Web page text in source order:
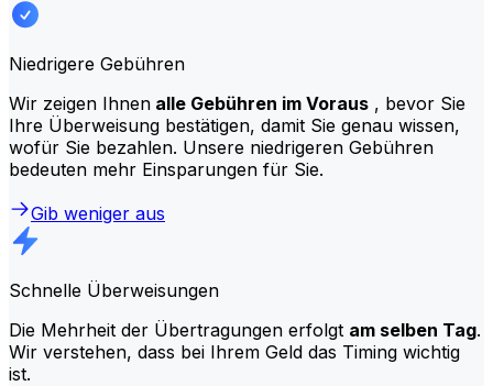
Niedrigere Gebühren
Wir zeigen Ihnen alle Gebühren im Voraus , bevor Sie
Ihre Überweisung bestätigen, damit Sie genau wissen,
wofür Sie bezahlen. Unsere niedrigeren Gebühren
bedeuten mehr Einsparungen für Sie.
Gib weniger aus
Schnelle Überweisungen
Die Mehrheit der Übertragungen erfolgt am selben Tag.
Wir verstehen, dass bei Ihrem Geld das Timing wichtig
ist.